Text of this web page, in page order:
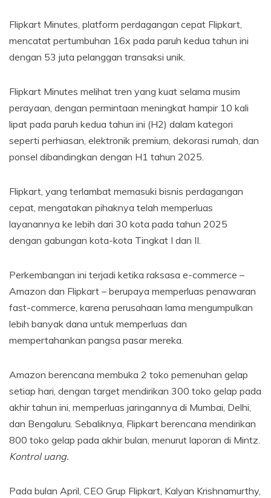
Flipkart Minutes, platform perdagangan cepat Flipkart,
mencatat pertumbuhan 16x pada paruh kedua tahun ini
dengan 53 juta pelanggan transaksi unik.
Flipkart Minutes melihat tren yang kuat selama musim
perayaan, dengan permintaan meningkat hampir 10 kali
lipat pada paruh kedua tahun ini (H2) dalam kategori
seperti perhiasan, elektronik premium, dekorasi rumah, dan
ponsel dibandingkan dengan H1 tahun 2025.
Flipkart, yang terlambat memasuki bisnis perdagangan
cepat, mengatakan pihaknya telah memperluas
layanannya ke lebih dari 30 kota pada tahun 2025
dengan gabungan kota-kota Tingkat I dan II.
Perkembangan ini terjadi ketika raksasa e-commerce –
Amazon dan Flipkart – berupaya memperluas penawaran
fast-commerce, karena perusahaan lama mengumpulkan
lebih banyak dana untuk memperluas dan
mempertahankan pangsa pasar mereka.
Amazon berencana membuka 2 toko pemenuhan gelap
setiap hari, dengan target mendirikan 300 toko gelap pada
akhir tahun ini, memperluas jaringannya di Mumbai, Delhi,
dan Bengaluru. Sebaliknya, Flipkart berencana mendirikan
800 toko gelap pada akhir bulan, menurut laporan di Mintz.
Kontrol uang.
Pada bulan April, CEO Grup Flipkart, Kalyan Krishnamurthy,